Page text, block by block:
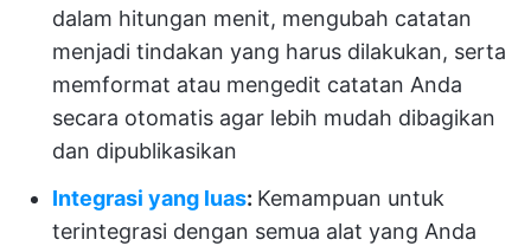
dalam hitungan menit, mengubah catatan
menjadi tindakan yang harus dilakukan, serta
memformat atau mengedit catatan Anda
secara otomatis agar lebih mudah dibagikan
dan dipublikasikan
Integrasi yang luas: Kemampuan untuk
terintegrasi dengan semua alat yang Anda